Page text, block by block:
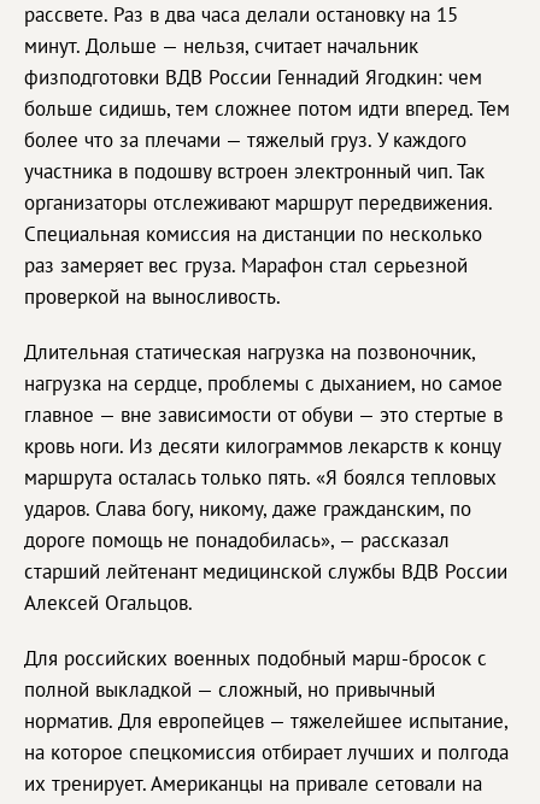
рассвете. Раз в два часа делали остановку на 15
минут. Дольше — нельзя, считает начальник
физподготовки ВДВ России Геннадий Ягодкин: чем
больше сидишь, тем сложнее потом идти вперед. Тем
более что за плечами — тяжелый груз. У каждого
участника в подошву встроен электронный чип. Так
организаторы отслеживают маршрут передвижения.
Специальная комиссия на дистанции по несколько
раз замеряет вес груза. Марафон стал серьезной
проверкой на выносливость.
Длительная статическая нагрузка на позвоночник,
нагрузка на сердце, проблемы с дыханием, но самое
главное — вне зависимости от обуви — это стертые в
кровь ноги. Из десяти килограммов лекарств к концу
маршрута осталась только пять. «Я боялся тепловых
ударов. Слава богу, никому, даже гражданским, по
дороге помощь не понадобилась», — рассказал
старший лейтенант медицинской службы ВДВ России
Алексей Огальцов.
Для российских военных подобный марш-бросок с
полной выкладкой — сложный, но привычный
норматив. Для европейцев — тяжелейшее испытание,
на которое спецкомиссия отбирает лучших и полгода
их тренирует. Американцы на привале сетовали на